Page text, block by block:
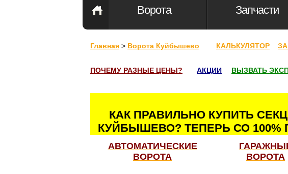
Ворота Запчасти
Главная > Ворота Куйбышево КАЛЬКУЛЯТОР
ПОЧЕМУ РАЗНЫЕ ЦЕНЫ? АКЦИИ ВЫЗВАТЬ
КАК ПРАВИЛЬНО КУПИТЬ
КУЙБЫШЕВО? ТЕПЕРЬ СО
АВТОМАТИЧЕСКИЕ
ВОРОТА
ВОРОТА